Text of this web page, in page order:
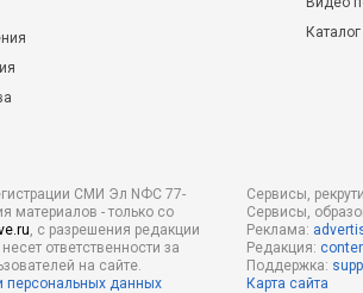
СМИ Эл NФС 77-
материалов - только со
, с разрешения редакции
ответственности за
на сайте.
персональных данных
Сервисы,
Сервисы,
Реклама:
Редакция:
Поддержка:
Карта сайта